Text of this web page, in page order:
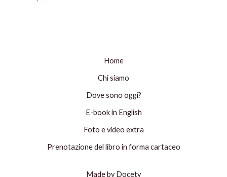
Home
Chi siamo
Dove sono oggi?
E-book in English
Foto e video extra
Prenotazione del libro in forma cartaceo
Made by Docety